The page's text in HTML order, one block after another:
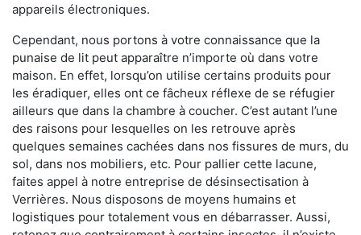
appareils électroniques.
Cependant, nous portons à votre connaissance que la
punaise de lit peut apparaître n’importe où dans votre
maison. En effet, lorsqu’on utilise certains produits pour
les éradiquer, elles ont ce fâcheux réflexe de se réfugier
ailleurs que dans la chambre à coucher. C’est autant l’une
des raisons pour lesquelles on les retrouve après
quelques semaines cachées dans nos fissures de murs, du
sol, dans nos mobiliers, etc. Pour pallier cette lacune,
faites appel à notre entreprise de désinsectisation à
Verrières. Nous disposons de moyens humains et
logistiques pour totalement vous en débarrasser. Aussi,